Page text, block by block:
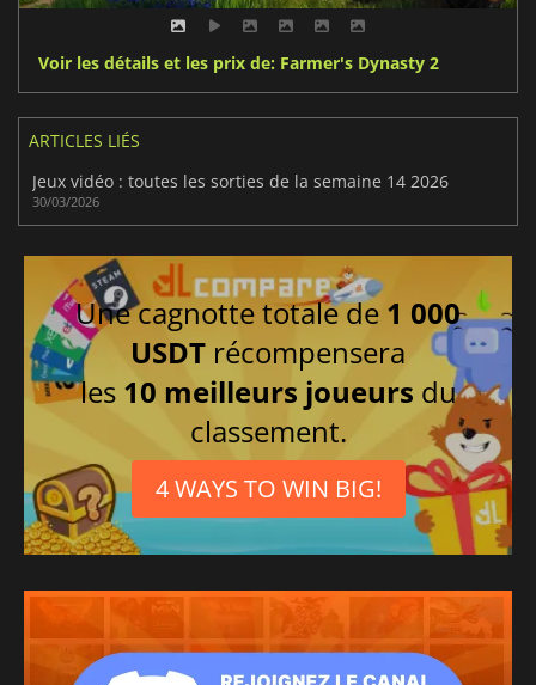
Voir les détails et les prix de: Farmer's Dynasty 2
ARTICLES LIÉS
Jeux vidéo : toutes les sorties de la semaine 14 2026
30/03/2026
Une cagnotte totale de 1 000
USDT récompensera
les 10 meilleurs joueurs du
classement.
4 WAYS TO WIN BIG!